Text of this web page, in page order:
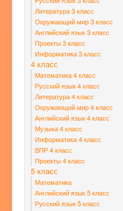
Литература 3 класс
Окружающий мир 3 класс
Английский язык 3 класс
Проекты 3 класс
Информатика 3 класс
4 класс
Математика 4 класс
Русский язык 4 класс
Литература 4 класс
Окружающий мир 4 класс
Английский язык 4 класс
Музыка 4 класс
Информатика 4 класс
ВПР 4 класс
Проекты 4 класс
5 класс
Математика
Английский язык 5 класс
Русский язык 5 класс